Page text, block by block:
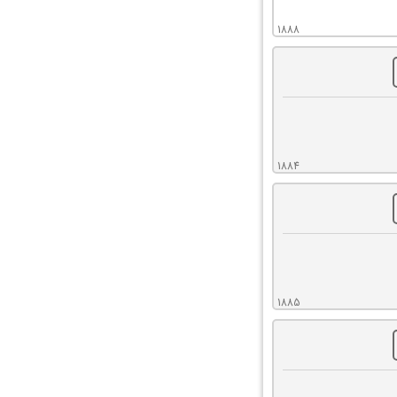
1888
1884
1885